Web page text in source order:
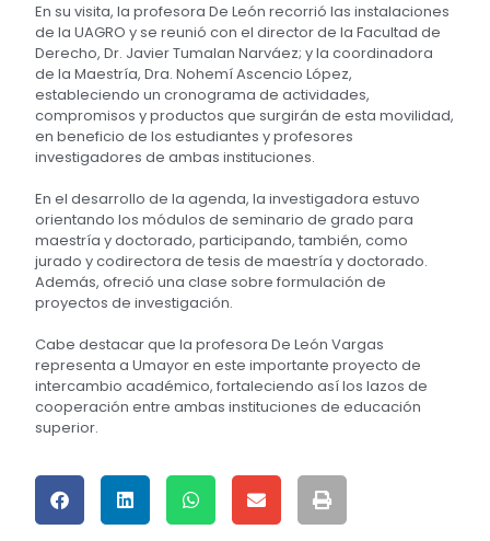
En su visita, la profesora De León recorrió las instalaciones
de la UAGRO y se reunió con el director de la Facultad de
Derecho, Dr. Javier Tumalan Narváez; y la coordinadora
de la Maestría, Dra. Nohemí Ascencio López,
estableciendo un cronograma de actividades,
compromisos y productos que surgirán de esta movilidad,
en beneficio de los estudiantes y profesores
investigadores de ambas instituciones.
En el desarrollo de la agenda, la investigadora estuvo
orientando los módulos de seminario de grado para
maestría y doctorado, participando, también, como
jurado y codirectora de tesis de maestría y doctorado.
Además, ofreció una clase sobre formulación de
proyectos de investigación.
Cabe destacar que la profesora De León Vargas
representa a Umayor en este importante proyecto de
intercambio académico, fortaleciendo así los lazos de
cooperación entre ambas instituciones de educación
superior.